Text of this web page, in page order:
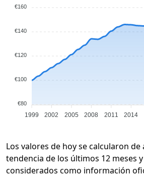
€160
€140
€120
€100
€80
1999 2002 2005 2008 2011 2014
Los valores de hoy se calcularon de
tendencia de los últimos 12 meses
considerados como información